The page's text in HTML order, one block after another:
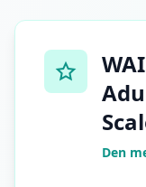
t
t
Den